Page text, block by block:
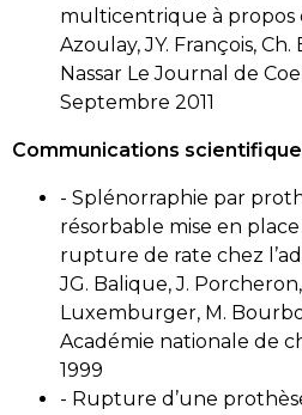
multicentrique à propos
Azoulay, JY. François, Ch.
Nassar Le Journal de
Septembre 2011
Communications
- Splénorraphie par
résorbable mise en
rupture de rate chez
JG. Balique, J.
Luxemburger, M.
Académie nationale de
1999
- Rupture d’une